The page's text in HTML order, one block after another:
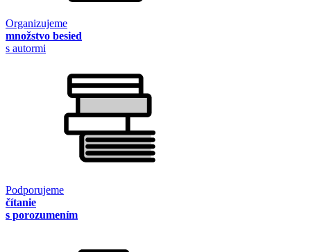
Organizujeme
množstvo besied
s autormi
Podporujeme
čítanie
s porozumením